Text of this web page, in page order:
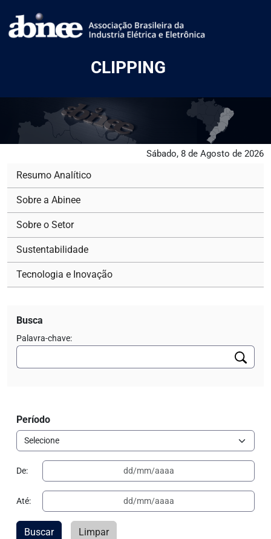
CLIPPING
Sábado, 8 de Agosto de 2026
Resumo Analítico
Sobre a Abinee
Sobre o Setor
Sustentabilidade
Tecnologia e Inovação
Busca
Palavra-chave:
Período
De:
Até:
Buscar Limpar